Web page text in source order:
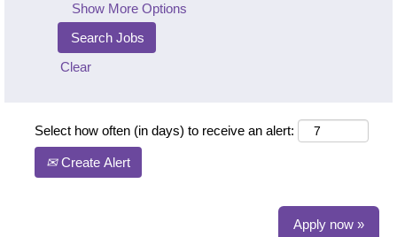
Show More Options
Clear
Select how often (in days) to receive an alert:
Create Alert
Apply now »